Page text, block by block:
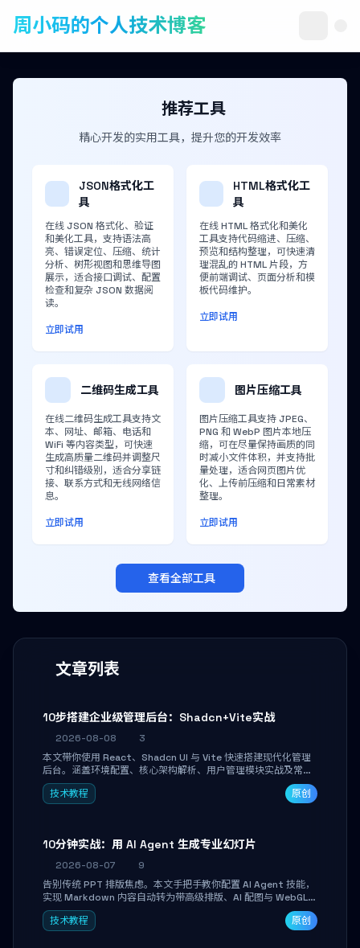
周小码的个人技术博客
文章列表
10步搭建企业级管理后台：Shadcn+Vite实战
2026-08-08
3
本文带你使用 React、Shadcn UI 与 Vite 快速搭建现代化管理
后台。涵盖环境配置、核心架构解析、用户管理模块实战及常见
踩坑指南。学完即可独立完成仪表盘搭建、组件拼装与主题定
制，满足企业级开发需求。
技术教程 原创
10分钟实战：用 AI Agent 生成专业幻灯片
2026-08-07
9
告别传统 PPT 排版焦虑。本文手把手教你配置 AI Agent 技能，
实现 Markdown 内容自动转为带高级排版、AI 配图与 WebGL
运行时的 HTML 幻灯片。只需专注内容，10 分钟即可产出可投
屏的专业级演示文稿。
技术教程 原创
推荐工具
精心开发的实用工具，提升您的开发效率
JSON格式化工
具
在线 JSON 格式化、验证
和美化工具，支持语法高
亮、错误定位、压缩、统计
分析、树形视图和思维导图
展示，适合接口调试、配置
检查和复杂 JSON 数据阅
读。
立即试用
HTML格式化工
具
在线 HTML 格式化和美化
工具支持代码缩进、压缩、
预览和结构整理，可快速清
理混乱的 HTML 片段，方
便前端调试、页面分析和模
板代码维护。
立即试用
二维码生成工具
在线二维码生成工具支持文
本、网址、邮箱、电话和
WiFi 等内容类型，可快速
生成高质量二维码并调整尺
寸和纠错级别，适合分享链
接、联系方式和无线网络信
息。
立即试用
图片压缩工具
图片压缩工具支持 JPEG、
PNG 和 WebP 图片本地压
缩，可在尽量保持画质的同
时减小文件体积，并支持批
量处理，适合网页图片优
化、上传前压缩和日常素材
整理。
立即试用
查看全部工具